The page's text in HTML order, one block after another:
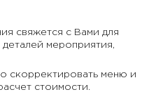
свяжется с Вами для
мероприятия,
скорректировать меню и
стоимости.